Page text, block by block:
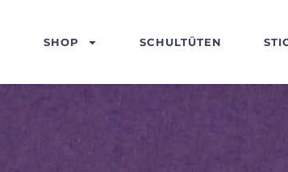
SHOP SCHULTÜTEN